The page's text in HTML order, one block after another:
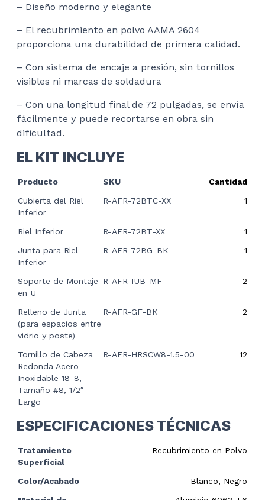
– Diseño moderno y elegante
– El recubrimiento en polvo AAMA 2604
proporciona una durabilidad de primera calidad.
– Con sistema de encaje a presión, sin tornillos
visibles ni marcas de soldadura
– Con una longitud final de 72 pulgadas, se envía
fácilmente y puede recortarse en obra sin
dificultad.
EL KIT INCLUYE
Producto SKU
Cantidad
Cubierta del Riel
Inferior
R-AFR-72BTC-XX 1
Riel Inferior R-AFR-72BT-XX
1
Junta para Riel
Inferior
R-AFR-72BG-BK 1
Soporte de Montaje
en U
R-AFR-IUB-MF 2
Relleno de Junta
(para espacios entre
vidrio y poste)
R-AFR-GF-BK 2
Tornillo de Cabeza
Redonda Acero
Inoxidable 18-8,
Tamaño #8, 1/2″
Largo
R-AFR-HRSCW8-1.5-00 12
ESPECIFICACIONES TÉCNICAS
Tratamiento
Superficial
Recubrimiento en Polvo
Color/Acabado
Blanco, Negro